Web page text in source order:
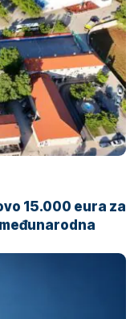
15.000 eura za